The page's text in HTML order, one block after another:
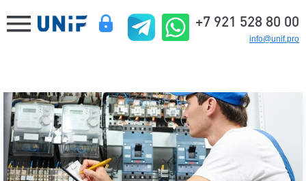
+7 921 528 80 00
info@unif.pro